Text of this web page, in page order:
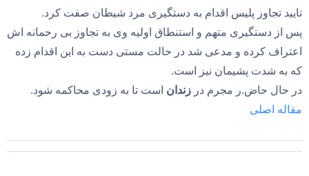
تایید تجاوز پلیس اقدام به دستگیری مرد شیطان صفت کرد.
پس از دستگیری متهم و استنطاق اولیه وی به تجاوز بی رحمانه اش
اعتراف کرده و مدعی شد در حالت مستی دست به این اقدام زده
که به شدت پشیمان نیز است.
در حال حاض.ر مجرم در زندان است تا به زودی محاکمه شود.
مقاله اصلی